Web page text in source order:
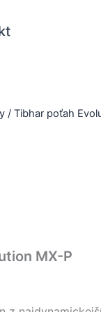
/ Tibhar poťah
MX-P